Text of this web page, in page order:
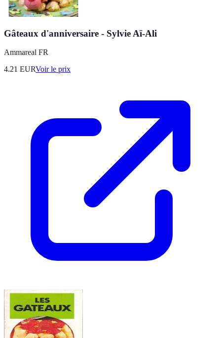
Gâteaux d'anniversaire - Sylvie Aï-Ali
Ammareal FR
4.21 EURVoir le prix